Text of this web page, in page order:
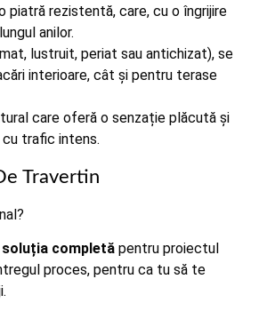
piatră rezistentă, care, cu o îngrijire
anilor.
lustruit, periat sau antichizat), se
interioare, cât și pentru terase
care oferă o senzație plăcută și
trafic intens.
Travertin
soluția completă pentru proiectul
proces, pentru ca tu să te